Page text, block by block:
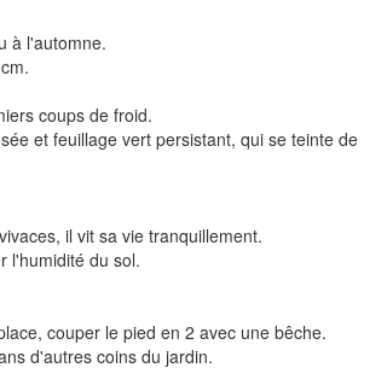
à l'automne.
coups de froid.
et feuillage vert persistant, qui se teinte de
il vit sa vie tranquillement.
l'humidité du sol.
couper le pied en 2 avec une bêche.
d'autres coins du jardin.